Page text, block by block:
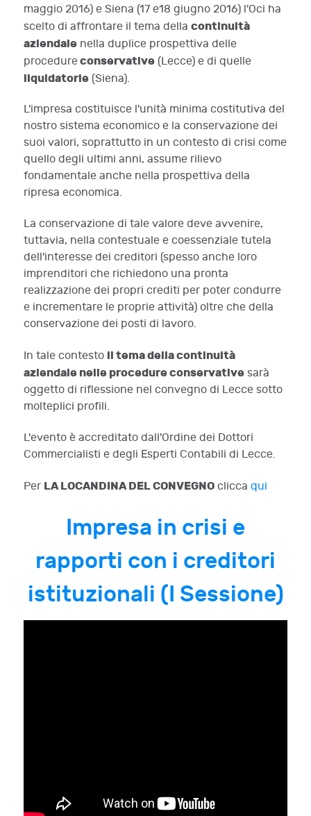
maggio 2016) e Siena (17 e18 giugno 2016) l'Oci ha
scelto di affrontare il tema della continuità
aziendale nella duplice prospettiva delle
procedureconservative (Lecce) e di quelle
liquidatorie (Siena).
L'impresa costituisce l'unità minima costitutiva del
nostro sistema economico e la conservazione dei
suoi valori, soprattutto in un contesto di crisi come
quello degli ultimi anni, assume rilievo
fondamentale anche nella prospettiva della
ripresa economica.
La conservazione di tale valore deve avvenire,
tuttavia, nella contestuale e coessenziale tutela
dell'interesse dei creditori (spesso anche loro
imprenditori che richiedono una pronta
realizzazione dei propri crediti per poter condurre
e incrementare le proprie attività) oltre che della
conservazione dei posti di lavoro.
In tale contesto il tema della continuità
aziendale nelle procedure conservative sarà
oggetto di riflessione nel convegno di Lecce sotto
molteplici profili.
L'evento è accreditato dall'Ordine dei Dottori
Commercialisti e degli Esperti Contabili di Lecce.
Per LA LOCANDINA DEL CONVEGNO clicca qui
Impresa in crisi e
rapporti con i creditori
istituzionali (I Sessione)